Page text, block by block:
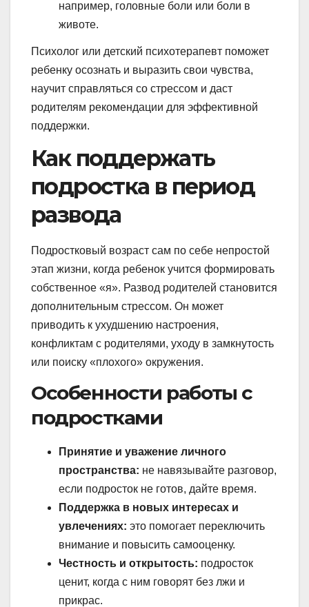
например, головные боли или боли в
животе.
Психолог или детский психотерапевт поможет
ребенку осознать и выразить свои чувства,
научит справляться со стрессом и даст
родителям рекомендации для эффективной
поддержки.
Как поддержать
подростка в период
развода
Подростковый возраст сам по себе непростой
этап жизни, когда ребенок учится формировать
собственное «я». Развод родителей становится
дополнительным стрессом. Он может
приводить к ухудшению настроения,
конфликтам с родителями, уходу в замкнутость
или поиску «плохого» окружения.
Особенности работы с
подростками
Принятие и уважение личного
пространства: не навязывайте разговор,
если подросток не готов, дайте время.
Поддержка в новых интересах и
увлечениях: это помогает переключить
внимание и повысить самооценку.
Честность и открытость: подросток
ценит, когда с ним говорят без лжи и
прикрас.